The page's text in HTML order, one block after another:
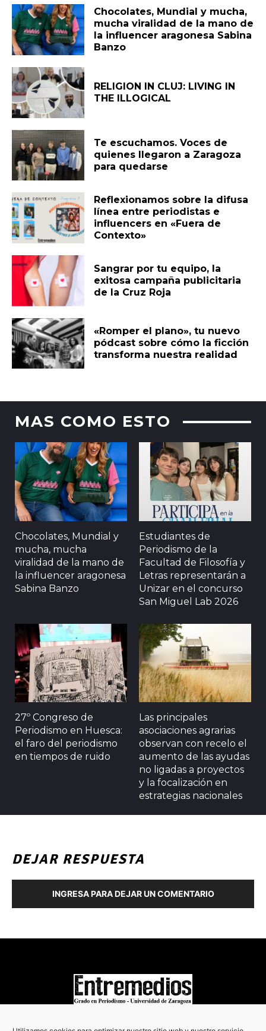
Chocolates, Mundial y mucha,
mucha viralidad de la mano de
la influencer aragonesa Sabina
Banzo
RELIGION IN CLUJ: LIVING IN
THE ILLOGICAL
Te escuchamos. Voces de
quienes llegaron a Zaragoza
para quedarse
Reflexionamos sobre la difusa
línea entre periodistas e
influencers en «Fuera de
Contexto»
Sangrar por tu equipo, la
exitosa campaña publicitaria
de la Cruz Roja
«Romper el plano», tu nuevo
pódcast sobre cómo la ficción
transforma nuestra realidad
MAS COMO ESTO
Chocolates, Mundial y
mucha, mucha
viralidad de la mano de
la influencer aragonesa
Sabina Banzo
Estudiantes de
Periodismo de la
Facultad de Filosofía y
Letras representarán a
Unizar en el concurso
San Miguel Lab 2026
27º Congreso de
Periodismo en Huesca:
el faro del periodismo
en tiempos de ruido
Las principales
asociaciones agrarias
observan con recelo el
aumento de las ayudas
no ligadas a proyectos
y la focalización en
estrategias nacionales
DEJAR RESPUESTA
INGRESA PARA DEJAR UN COMENTARIO